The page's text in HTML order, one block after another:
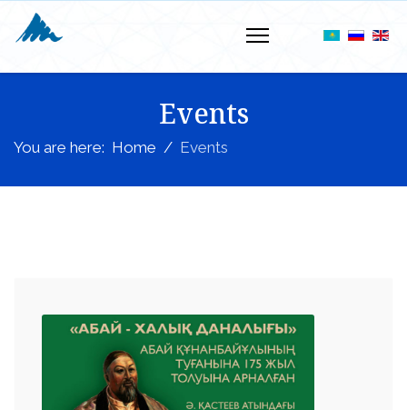
Events
You are here: Home Events